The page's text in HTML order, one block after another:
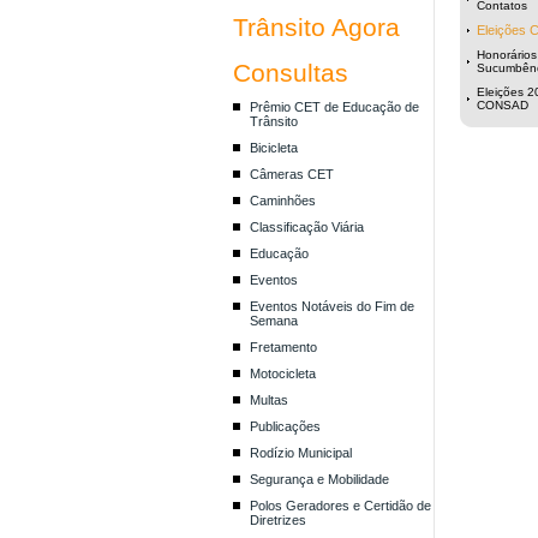
Trânsito Agora
Consultas
Prêmio CET de Educação de
Trânsito
Bicicleta
Câmeras CET
Caminhões
Classificação Viária
Educação
Eventos
Eventos Notáveis do Fim de
Semana
Fretamento
Motocicleta
Multas
Publicações
Rodízio Municipal
Segurança e Mobilidade
Polos Geradores e Certidão de
Diretrizes
Contatos
Eleições
Eleições
CONSAD